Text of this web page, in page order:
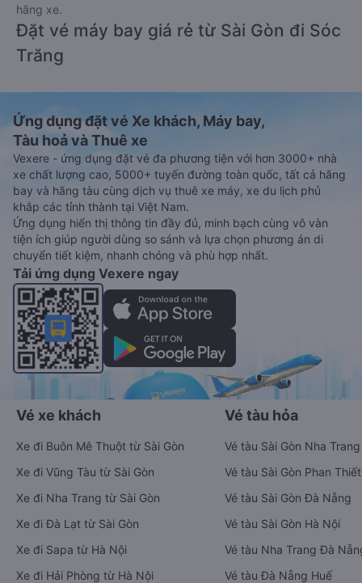
hãng xe.
Đặt vé máy bay giá rẻ từ Sài Gòn đi Sóc
Trăng
Ứng dụng đặt vé Xe khách, Máy bay,
Tàu hoả và Thuê xe
Vexere - ứng dụng đặt vé đa phương tiện với hơn 3000+ nhà
xe chất lượng cao, 5000+ tuyến đường toàn quốc, tất cả hãng
bay và hãng tàu cùng dịch vụ thuê xe máy, xe du lịch phủ
khắp các tỉnh thành tại Việt Nam.
Ứng dụng hiển thị thông tin đầy đủ, minh bạch cùng vô vàn
tiện ích giúp người dùng so sánh và lựa chọn phương án di
chuyển tiết kiệm, nhanh chóng và phù hợp nhất.
Tải ứng dụng Vexere ngay
Vé xe khách
Xe đi Buôn Mê Thuột từ Sài Gòn
Xe đi Vũng Tàu từ Sài Gòn
Xe đi Nha Trang từ Sài Gòn
Xe đi Đà Lạt từ Sài Gòn
Xe đi Sapa từ Hà Nội
Xe đi Hải Phòng từ Hà Nội
Vé tàu hỏa
Vé tàu Sài Gòn Nha Trang
Vé tàu Sài Gòn Phan Thiết
Vé tàu Sài Gòn Đà Nẵng
Vé tàu Sài Gòn Hà Nội
Vé tàu Nha Trang Đà
Vé tàu Đà Nẵng Huế